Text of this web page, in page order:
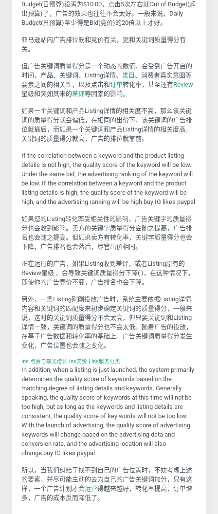
Budget(日预算)设置为$10.00，点击5次左右就Out of Budget(超
出预算)了，广告的效果也往往不会太好。一般来说，Daily
Budget(日预算)至少得是Bid(竞价)的20倍以上才好。
亚马逊站内广告排位既和竞价有关，更和关键词质量得分有
关。
但广告关键词质量得分是一个动态的数值，会受到广告开启的
时间，产品、关键词、Listing详情、 类目 、消费者真实意图等
要素之间的相关性，以及点击和订单转化率，甚至还有Review
星级和突如其来的差评等因素的影响。
如果一个关键词和产品Listing详情的相关度不高，那么该关键
词的质量得分就会偏低，在相同的出价下，该关键词的广告排
位就靠后，而如果一个关键词和产品Listing详情的相关度高，
关键词的质量得分就高，广告的排位就靠前。
If the correlation between a keyword and the product listing
details is not high, the quality score of the keyword will be low.
Under the same bid, the advertising ranking of the keyword will
be low. If the correlation between a keyword and the product
listing details is high, the quality score of the keyword will be
high, and the advertising ranking will be high.buy IG likes paypal
如果您的Listing转化率受相关性的影响，广告关键字的质量得
分也会收到影响。卖方的关键字质量得分会随之提高，广告排
名也会随之提高。但如果卖方有转化率，关键字质量得分也会
下降，广告排名也会落后，尽管出价相同。
正在运行的广告，如果Listing收到差评，或者Listing原有的
Review星级 ，会导致关键词质量得分下降( )，在这种情况下，
即使你的广告竞价不变，广告排名也会下降。
另外，一条Listing刚刚投放广告时，系统主要依据Listing详情
内容和关键词的匹配度来初步确定关键词的质量得分，一般来
说，这时的关键词质量得分不会太高，但只要关键词和Listing
详情一致，关键词的质量得分也不会太低。随着广告的投放，
在基于广告数据和转化率的基础上，广告关键词质量得分发生
变化，广告位置也会随之变化。
Ins 点赞与曝光增长 ins买赞 Ins服务分类
In addition, when a listing is just launched, the system primarily
determines the quality score of keywords based on the
matching degree of listing details and keywords. Generally
speaking, the quality score of keywords at this time will not be
too high, but as long as the keywords and listing details are
consistent, the quality score of key words will not be too low.
With the launch of advertising, the quality score of advertising
keywords will change based on the advertising data and
conversion rate, and the advertising location will also
change.buy IG likes paypal
所以，当我们纠结于找不到自己的广告位置时，不妨考虑上述
的要素，并尽可能主动的去为自己的广告关键词加分，只有这
样，一个广告计划才会运营得越来越好，转化率提高，订单增
多，广告的成本反而降低了。